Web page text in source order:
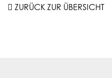
ZURÜCK ZUR ÜBERSICHT